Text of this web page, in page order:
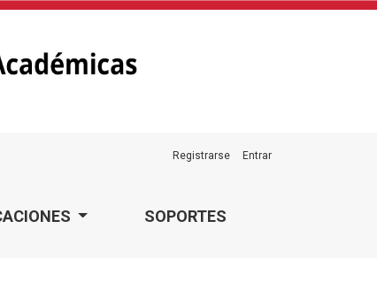
SOPORTES
Registrarse Entrar